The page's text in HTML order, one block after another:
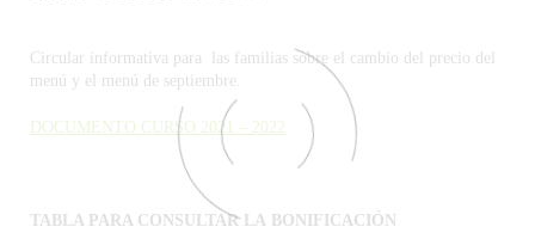
Circular informativa para las familias sobre el cambio del precio del
menú y el menú de septiembre.
DOCUMENTO CURSO 2021 – 2022
TABLA PARA CONSULTAR LA BONIFICACIÓN